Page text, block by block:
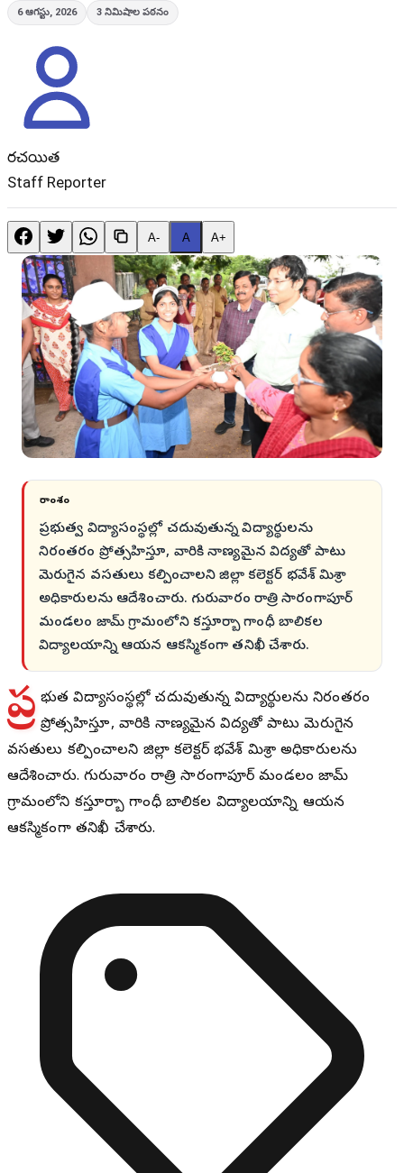
6 ఆగస్టు, 2026 3 నిమిషాల పఠనం
రచయిత
Staff Reporter
A- A A+
సారాంశం
ప్రభుత్వ విద్యాసంస్థల్లో చదువుతున్న విద్యార్థులను
నిరంతరం ప్రోత్సహిస్తూ, వారికి నాణ్యమైన విద్యతో పాటు
మెరుగైన వసతులు కల్పించాలని జిల్లా కలెక్టర్ భవేశ్ మిశ్రా
అధికారులను ఆదేశించారు. గురువారం రాత్రి సారంగాపూర్
మండలం జామ్ గ్రామంలోని కస్తూర్బా గాంధీ బాలికల
విద్యాలయాన్ని ఆయన ఆకస్మికంగా తనిఖీ చేశారు.
ప్ర భుత్వ విద్యాసంస్థల్లో చదువుతున్న విద్యార్థులను నిరంతరం
ప్రోత్సహిస్తూ, వారికి నాణ్యమైన విద్యతో పాటు మెరుగైన
వసతులు కల్పించాలని జిల్లా కలెక్టర్ భవేశ్ మిశ్రా అధికారులను
ఆదేశించారు. గురువారం రాత్రి సారంగాపూర్ మండలం జామ్
గ్రామంలోని కస్తూర్బా గాంధీ బాలికల విద్యాలయాన్ని ఆయన
ఆకస్మికంగా తనిఖీ చేశారు.